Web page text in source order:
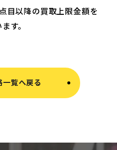
目以降の買取上限金額を
す。
一覧へ戻る